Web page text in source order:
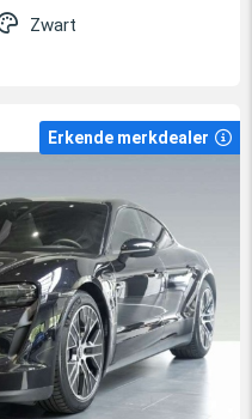
Zwart
Erkende merkdealer